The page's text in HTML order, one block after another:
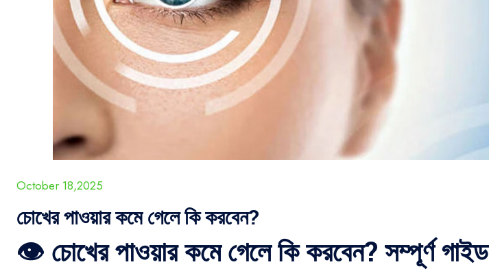
October 18,2025
চোখের পাওয়ার কমে গেলে কি করবেন?
👁️ চোখের পাওয়ার কমে গেলে কি করবেন? সম্পূর্ণ গাইড